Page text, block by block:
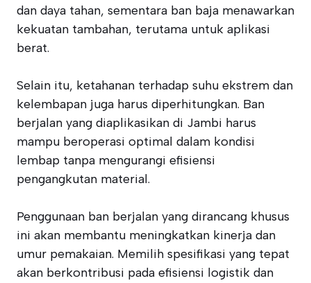
dan daya tahan, sementara ban baja menawarkan
kekuatan tambahan, terutama untuk aplikasi
berat.
Selain itu, ketahanan terhadap suhu ekstrem dan
kelembapan juga harus diperhitungkan. Ban
berjalan yang diaplikasikan di Jambi harus
mampu beroperasi optimal dalam kondisi
lembap tanpa mengurangi efisiensi
pengangkutan material.
Penggunaan ban berjalan yang dirancang khusus
ini akan membantu meningkatkan kinerja dan
umur pemakaian. Memilih spesifikasi yang tepat
akan berkontribusi pada efisiensi logistik dan